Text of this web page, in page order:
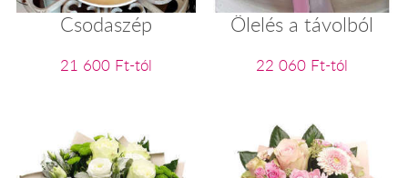
Csodaszép
21 600 Ft-tól
Ölelés a távolból
22 060 Ft-tól